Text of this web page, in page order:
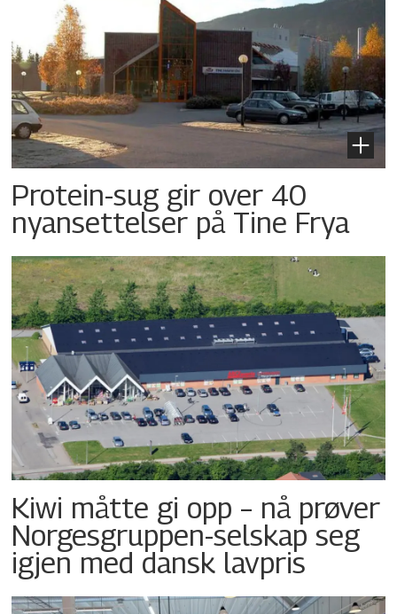
Protein-sug gir over 40
nyansettelser på Tine Frya
Kiwi måtte gi opp – nå prøver
Norgesgruppen-selskap seg
igjen med dansk lavpris